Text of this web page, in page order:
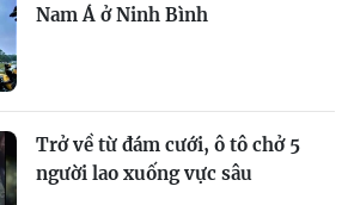
Nam Á ở Ninh Bình
Trở về từ đám cưới, ô tô chở 5
người lao xuống vực sâu